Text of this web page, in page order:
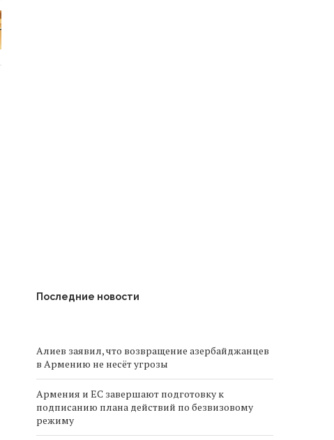
Последние новости
Алиев заявил, что возвращение азербайджанцев
в Армению не несёт угрозы
Армения и ЕС завершают подготовку к
подписанию плана действий по безвизовому
режиму